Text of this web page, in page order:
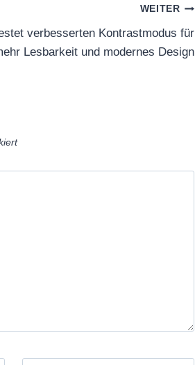
WEITER
verbesserten Kontrastmodus für
Lesbarkeit und modernes Design